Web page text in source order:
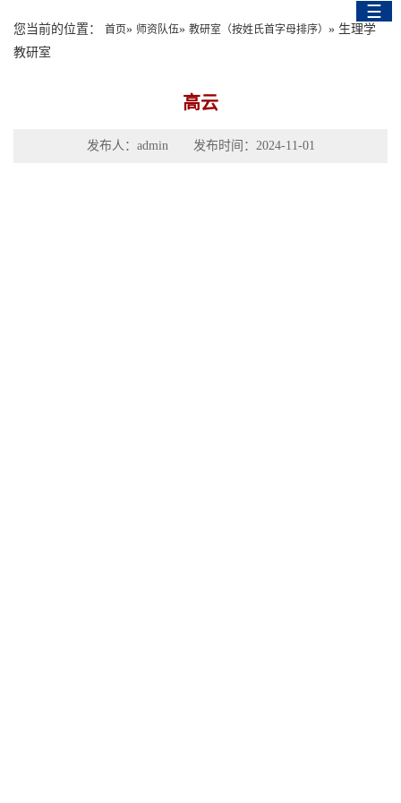
☰
您当前的位置： 首页» 师资队伍» 教研室（按姓氏首字母排序） » 生理学
教研室
高云
发布人：admin 发布时间：2024-11-01